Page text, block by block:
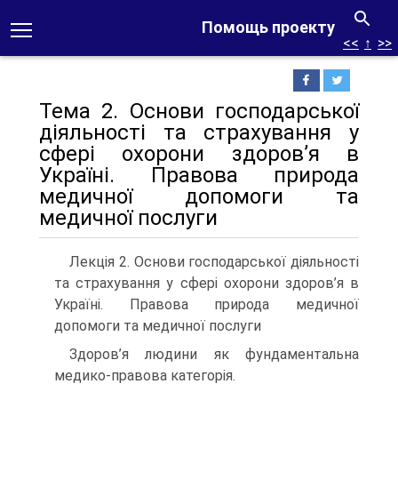
Помощь проекту
<< ↑ >>
Тема 2. Основи господарської
діяльності та страхування у
сфері охорони здоров’я в
Україні. Правова природа
медичної допомоги та
медичної послуги
Лекція 2. Основи господарської діяльності
та страхування у сфері охорони здоров’я в
Україні. Правова природа медичної
допомоги та медичної послуги
Здоров’я людини як фундаментальна
медико-правова категорія.